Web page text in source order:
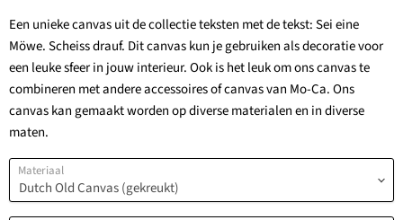
Een unieke canvas uit de collectie teksten met de tekst: Sei eine
Möwe. Scheiss drauf. Dit canvas kun je gebruiken als decoratie voor
een leuke sfeer in jouw interieur. Ook is het leuk om ons canvas te
combineren met andere accessoires of canvas van Mo-Ca. Ons
canvas kan gemaakt worden op diverse materialen en in diverse
maten.
Materiaal